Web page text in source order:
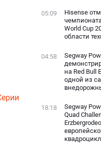
05:09
Hisense
World Cup
области
04:58
Segway
на Red Bull
одной из
18:18
Segway
Quad